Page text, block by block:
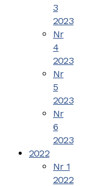
3
2023
Nr
4
2023
Nr
5
2023
Nr
6
2023
2022
Nr 1
2022